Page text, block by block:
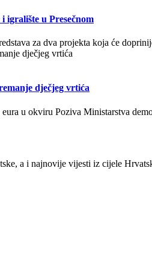
igralište u Presečnom
za dva projekta koja će
dječjeg vrtića
u okviru Poziva Ministarstva
a i najnovije vijesti iz cijele